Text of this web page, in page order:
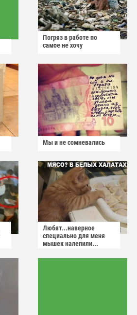
Погряз в работе по
самое не хочу
Мы и не сомневались
Любят...наверное
специально для меня
мышек налепили...